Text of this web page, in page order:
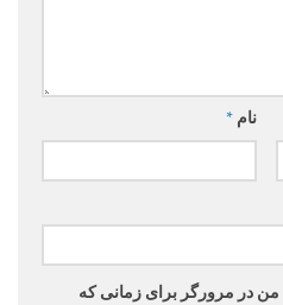
نام *
من در مرورگر برای زمانی که